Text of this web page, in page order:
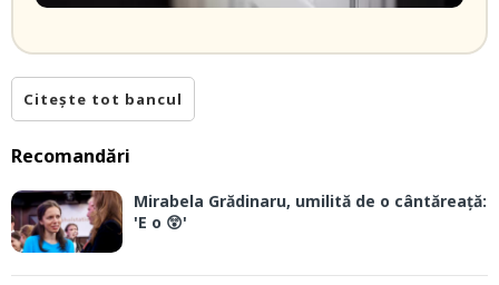
Citește tot bancul
Recomandări
Mirabela Grădinaru, umilită de o cântăreață:
'E o 😲'